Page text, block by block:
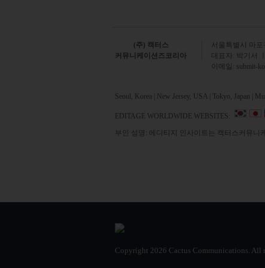
(주) 캑터스
커뮤니케이션즈코리아
서 울특별시 마
대표자: 박기서
이메일: submit-
Seoul, Korea | New Jersey, USA | Tokyo, Japan |
EDITAGE WORLDWIDE WEBSITES:
부인 성명: 에디티지 인사이트는 캑터스커뮤니
Copyright 2026 Cactus Communications. All